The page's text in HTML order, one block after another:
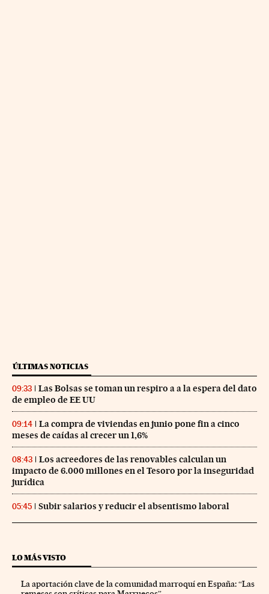
ÚLTIMAS NOTICIAS
09:33
Las Bolsas se toman un respiro a a la espera del dato
de empleo de EE UU
09:14
La compra de viviendas en junio pone fin a cinco
meses de caídas al crecer un 1,6%
08:43
Los acreedores de las renovables calculan un
impacto de 6.000 millones en el Tesoro por la inseguridad
jurídica
05:45 Subir salarios y reducir el absentismo laboral
LO MÁS VISTO
La aportación clave de la comunidad marroquí en España: “Las